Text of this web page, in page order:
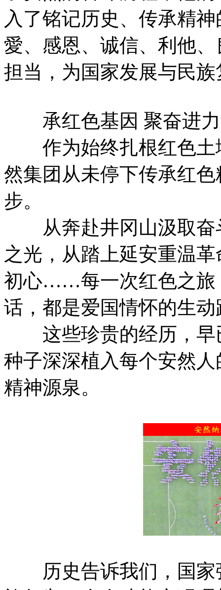
入了铭记历史、传承精
愛、感恩、诚信、利他
担当，为国家发展与民
承红色基因 聚奋进
作为始终扎根红色土
然集团从未停下传承红
步。
从奔赴井冈山汲取奋
之光，从踏上延安重温
初心……每一次红色之旅
话，都是爱国情怀的生动
这些珍贵的经历，早
种子深深植入每个安然
精神源泉。
历史告诉我们，国家